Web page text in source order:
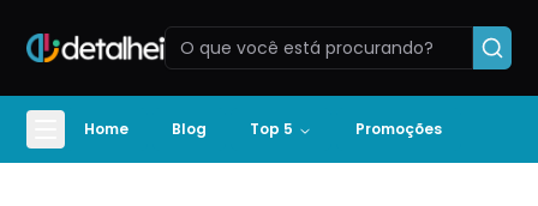
Home Blog Top 5 Promoções